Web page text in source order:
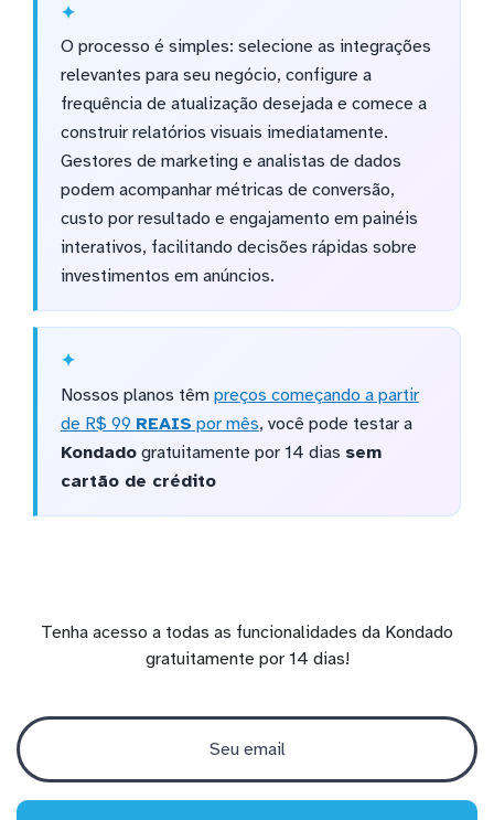
O processo é simples: selecione as integrações
relevantes para seu negócio, configure a
frequência de atualização desejada e comece a
construir relatórios visuais imediatamente.
Gestores de marketing e analistas de dados
podem acompanhar métricas de conversão,
custo por resultado e engajamento em painéis
interativos, facilitando decisões rápidas sobre
investimentos em anúncios.
Nossos planos têm preços começando a partir
de R$ 99 REAIS por mês, você pode testar a
Kondadogratuitamente por 14 dias sem
cartão de crédito
Tenha acesso a todas as funcionalidades da Kondado
gratuitamente por 14 dias!